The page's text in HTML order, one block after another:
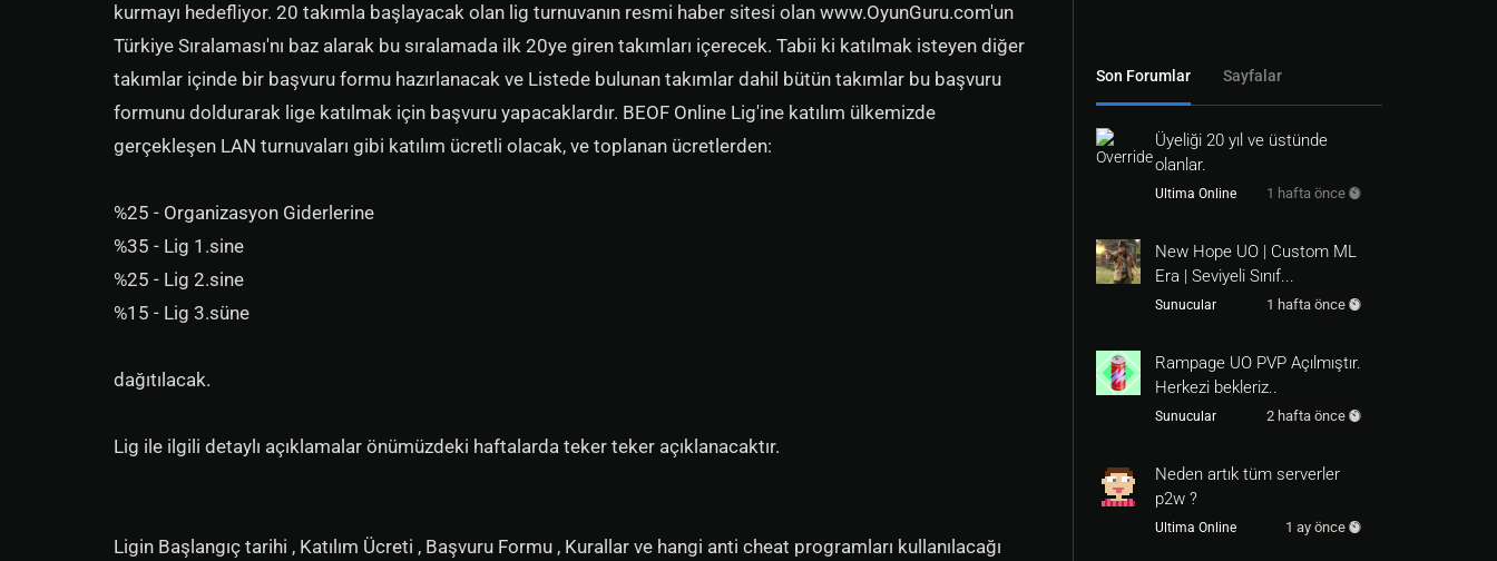
kurmayı hedefliyor. 20 takımla başlayacak olan lig turnuvanın resmi haber sitesi olan www.OyunGuru.com'un
Türkiye Sıralaması'nı baz alarak bu sıralamada ilk 20ye giren takımları içerecek. Tabii ki katılmak isteyen diğer
takımlar içinde bir başvuru formu hazırlanacak ve Listede bulunan takımlar dahil bütün takımlar bu başvuru
formunu doldurarak lige katılmak için başvuru yapacaklardır. BEOF Online Lig'ine katılım ülkemizde
gerçekleşen LAN turnuvaları gibi katılım ücretli olacak, ve toplanan ücretlerden:
%25 - Organizasyon Giderlerine
%35 - Lig 1.sine
%25 - Lig 2.sine
%15 - Lig 3.süne
dağıtılacak.
Lig ile ilgili detaylı açıklamalar önümüzdeki haftalarda teker teker açıklanacaktır.
Ligin Başlangıç tarihi , Katılım Ücreti , Başvuru Formu , Kurallar ve hangi anti cheat programları kullanılacağı
Son Forumlar Sayfalar
Üyeliği 20 yıl ve üstünde
olanlar.
Ultima Online 1 hafta önce
New Hope UO | Custom ML
Era | Seviyeli Sınıf...
Sunucular 1 hafta önce
Rampage UO PVP Açılmıştır.
Herkezi bekleriz..
Sunucular 2 hafta önce
Neden artık tüm serverler
p2w ?
Ultima Online 1 ay önce